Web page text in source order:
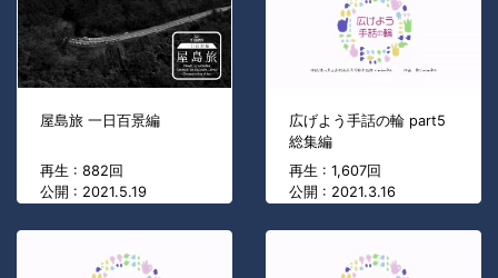
屋島旅 一日百景編
再生 : 882回
公開 : 2021.5.19
広げよう手話の輪 part5
総集編
再生 : 1,607回
公開 : 2021.3.16